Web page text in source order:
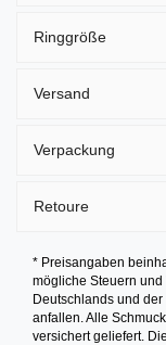
Ringgröße
Versand
Verpackung
Retoure
* Preisangaben
mögliche Steuern
Deutschlands und
anfallen. Alle
versichert geliefert.